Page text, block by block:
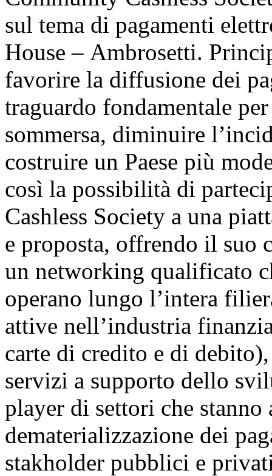
sul tema di pagamenti
House – Ambrosetti.
favorire la diffusione dei
traguardo fondamentale
sommersa, diminuire
costruire un Paese più
così la possibilità di
Cashless Society a una
e proposta, offrendo il suo
un networking qualificato
operano lungo l’intera
attive nell’industria
carte di credito e di
servizi a supporto dello
player di settori che stanno
dematerializzazione dei
stakholder pubblici e